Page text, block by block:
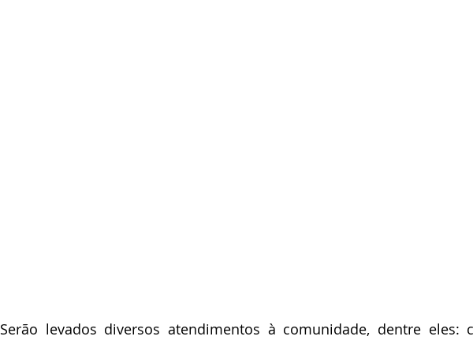
Serão levados diversos atendimentos à comunidade, dentre eles: